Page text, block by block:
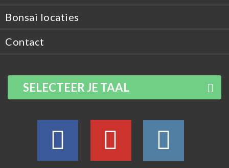
Bonsai locaties
Contact
SELECTEER JE TAAL